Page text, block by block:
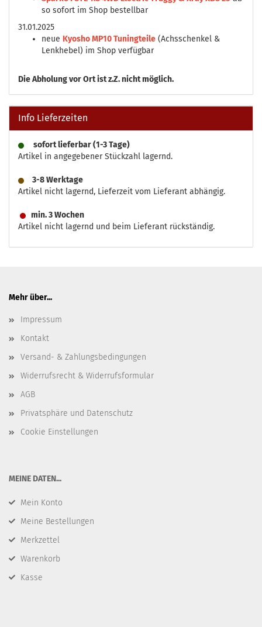
so sofort im Shop bestellbar
31.01.2025
neue Kyosho MP10 Tuningteile (Achsschenkel &
Lenkhebel) im Shop verfügbar
DieAbholung vor Ort ist z.Z. nicht möglich.
Info Lieferzeiten
sofort lieferbar (1-3 Tage)
Artikel in angegebener Stückzahl lagernd.
3-8 Werktage
Artikel nicht lagernd, Lieferzeit vom Lieferant abhängig.
min. 3 Wochen
Artikel nicht lagernd und beim Lieferant rückständig.
Mehr über...
Impressum
Kontakt
Versand- & Zahlungsbedingungen
Widerrufsrecht & Widerrufsformular
AGB
Privatsphäre und Datenschutz
Cookie Einstellungen
​MEINE DATEN...
Mein Konto
Meine Bestellungen
Merkzettel
Warenkorb
Kasse